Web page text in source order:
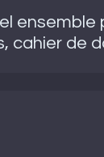
ensemble
cahier de